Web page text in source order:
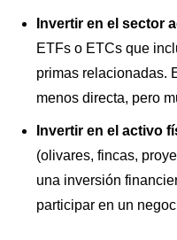
Invertir en el sector
ETFs o ETCs que
primas relacionadas.
menos directa, pero
Invertir en el activo
(olivares, fincas,
una inversión
participar en un